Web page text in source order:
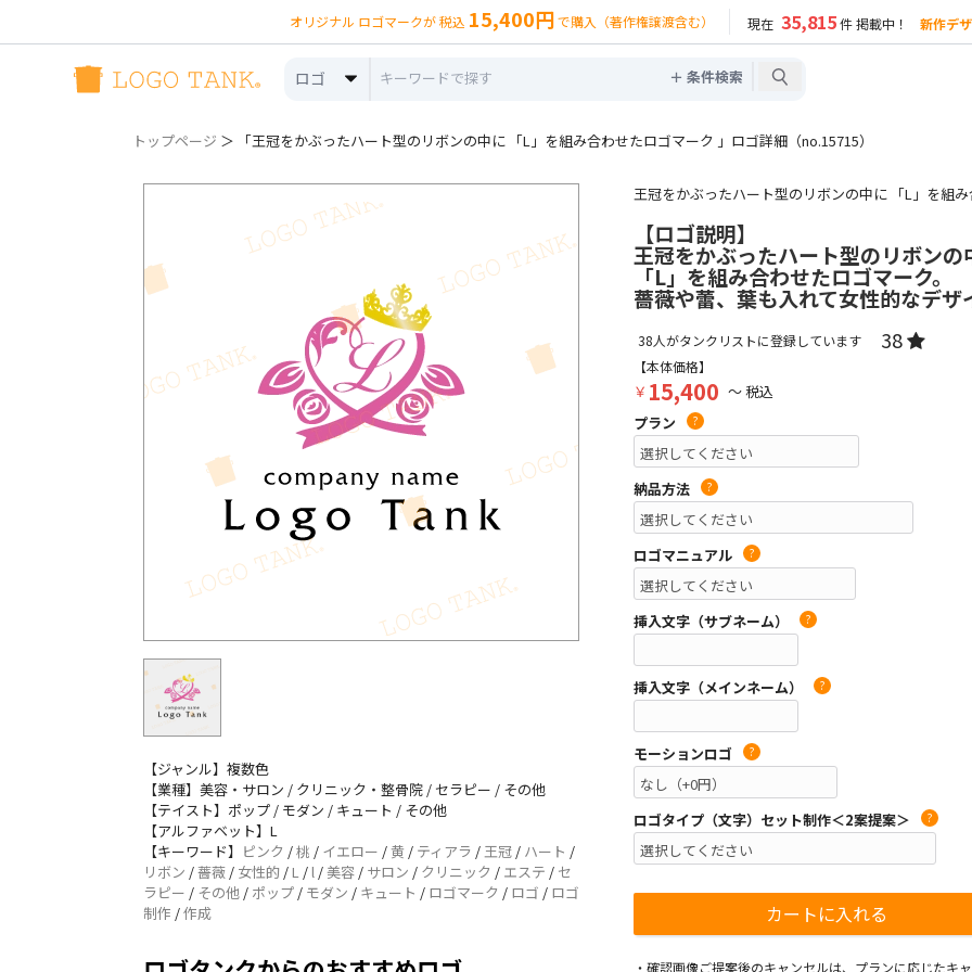
オリジナル ロゴマークが 税込 15,400円 で購入（著作権譲渡含む） 現在 35,815件 掲載中！ 新作デ
ロゴ ＋ 条件検索
トップページ ＞ 「王冠をかぶったハート型のリボンの中に 「L」を組み合わせたロゴマーク 」ロゴ詳細（no.15715）
【ジャンル】複数色
【業種】美容・サロン / クリニック・整骨院 / セラピー / その他
【テイスト】ポップ / モダン / キュート / その他
【アルファベット】L
【キーワード】 ピンク /桃 / イエロー /黄 / ティアラ /王冠 / ハート /
リボン /薔薇 / 女性的 /L /l /美容 / サロン / クリニック / エステ / セ
ラピー / その他 / ポップ / モダン / キュート / ロゴマーク / ロゴ / ロゴ
制作 /作成
王冠をかぶったハート型のリボンの中に 「L」を組
【ロゴ説明】
王冠をかぶったハート型のリボンの
「L」を組み合わせたロゴマーク。
薔薇や蕾、葉も入れて女性的なデザ
38人がタンクリストに登録しています 38
【本体価格】
￥ 15,400 ～ 税込
プラン
?
納品方法 ?
ロゴマニュアル ?
挿入文字（サブネーム） ?
挿入文字（メインネーム） ?
モーションロゴ ?
ロゴタイプ（文字）セット制作＜2案提案＞ ?
・確認画像ご提案後のキャンセルは、プランに応じたキ